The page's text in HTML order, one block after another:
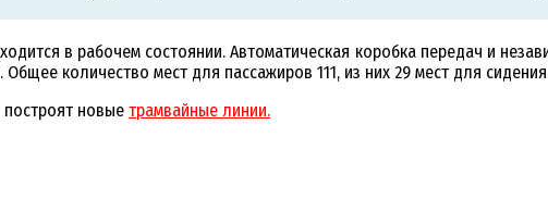
в рабочем состоянии. Автоматическая коробка передач и
количество мест для пассажиров 111, из них 29 мест для
новые трамвайные линии.